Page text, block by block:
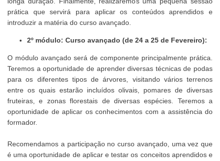
prática que servirá para aplicar os conteúdos aprendidos e
introduzir a matéria do curso avançado.
2º módulo: Curso avançado (de 24 a 25 de Fevereiro):
O módulo avançado será de componente principalmente prática.
Teremos a oportunidade de aprender diversas técnicas de podas
para os diferentes tipos de árvores, visitando vários terrenos
entre os quais estarão incluídos olivais, pomares de diversas
fruteiras, e zonas florestais de diversas espécies. Teremos a
oportunidade de aplicar os conhecimentos com a assistência do
formador.
Recomendamos a participação no curso avançado, uma vez que
é uma oportunidade de aplicar e testar os conceitos aprendidos e